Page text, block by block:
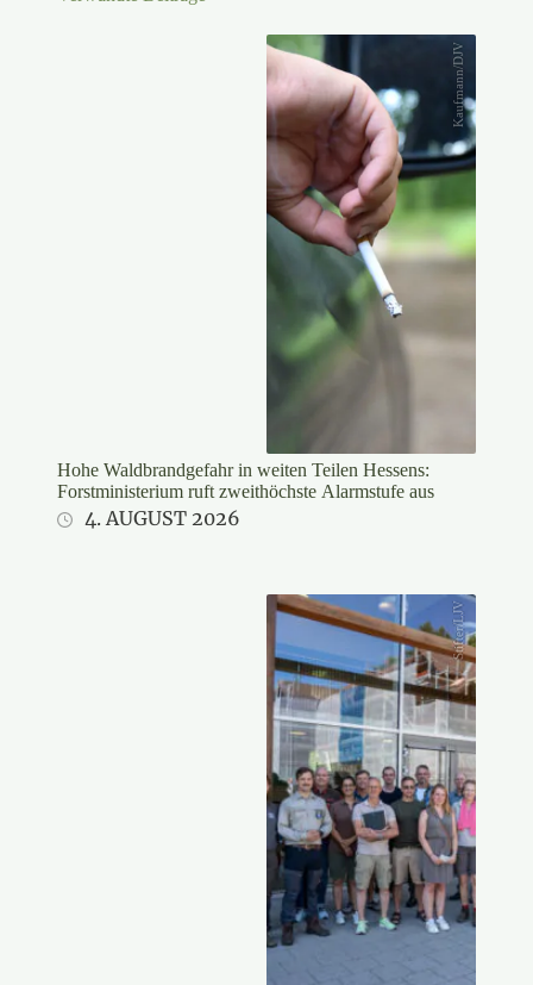
Kaufmann/DJV
Hohe Waldbrandgefahr in weiten Teilen Hessens:
Forstministerium ruft zweithöchste Alarmstufe aus
4. AUGUST 2026
Stifter/LJV